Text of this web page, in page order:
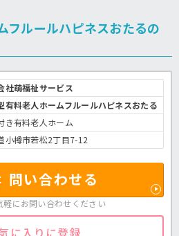
フルールハピネスおたるの
社萌福祉サービス
有料老人ホームフルールハピネスおたる
き有料老人ホーム
小樽市若松2丁目7-12
問い合わせる
軽にお問い合わせください
に入りに登録